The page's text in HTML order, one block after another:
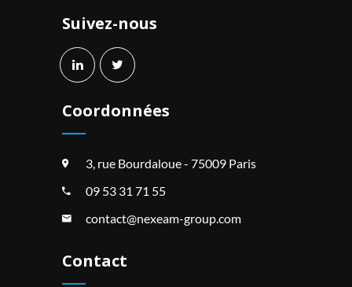
Suivez-nous
Coordonnées
3, rue Bourdaloue - 75009 Paris
09 53 31 71 55
contact@nexeam-group.com
Contact